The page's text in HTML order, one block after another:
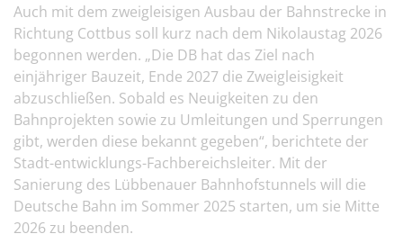
Auch mit dem zweigleisigen Ausbau der Bahnstrecke in
Richtung Cottbus soll kurz nach dem Nikolaustag 2026
begonnen werden. „Die DB hat das Ziel nach
einjähriger Bauzeit, Ende 2027 die Zweigleisigkeit
abzuschließen. Sobald es Neuigkeiten zu den
Bahnprojekten sowie zu Umleitungen und Sperrungen
gibt, werden diese bekannt gegeben“, berichtete der
Stadt-entwicklungs-Fachbereichsleiter. Mit der
Sanierung des Lübbenauer Bahnhofstunnels will die
Deutsche Bahn im Sommer 2025 starten, um sie Mitte
2026 zu beenden.